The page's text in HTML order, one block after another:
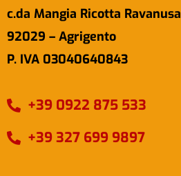
c.da Mangia Ricotta Ravanusa
92029 – Agrigento
P. IVA 03040640843
+39 0922 875 533
+39 327 699 9897